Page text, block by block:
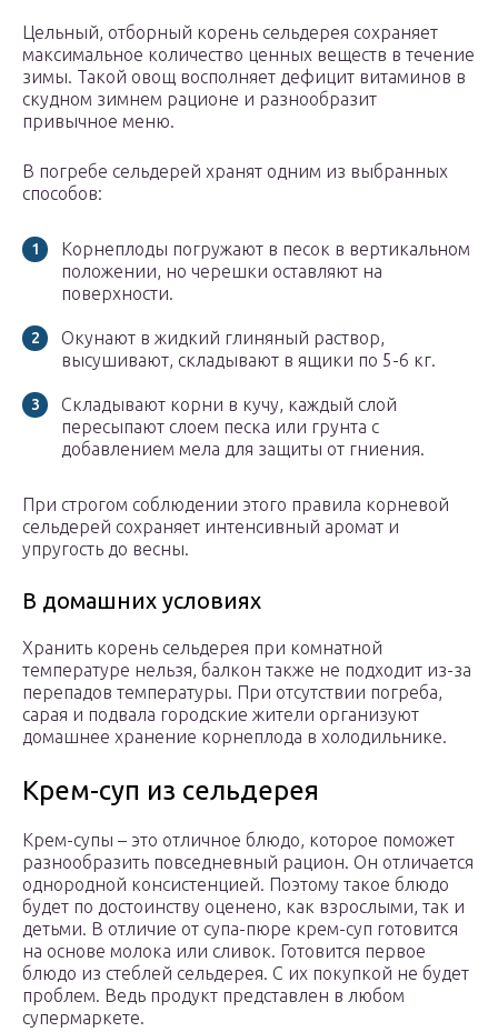
Цельный, отборный корень сельдерея сохраняет
максимальное количество ценных веществ в течение
зимы. Такой овощ восполняет дефицит витаминов в
скудном зимнем рационе и разнообразит
привычное меню.
В погребе сельдерей хранят одним из выбранных
способов:
Корнеплоды погружают в песок в вертикальном
положении, но черешки оставляют на
поверхности.
Окунают в жидкий глиняный раствор,
высушивают, складывают в ящики по 5-6 кг.
Складывают корни в кучу, каждый слой
пересыпают слоем песка или грунта с
добавлением мела для защиты от гниения.
При строгом соблюдении этого правила корневой
сельдерей сохраняет интенсивный аромат и
упругость до весны.
В домашних условиях
Хранить корень сельдерея при комнатной
температуре нельзя, балкон также не подходит из-за
перепадов температуры. При отсутствии погреба,
сарая и подвала городские жители организуют
домашнее хранение корнеплода в холодильнике.
Крем-суп из сельдерея
Крем-супы – это отличное блюдо, которое поможет
разнообразить повседневный рацион. Он отличается
однородной консистенцией. Поэтому такое блюдо
будет по достоинству оценено, как взрослыми, так и
детьми. В отличие от супа-пюре крем-суп готовится
на основе молока или сливок. Готовится первое
блюдо из стеблей сельдерея. С их покупкой не будет
проблем. Ведь продукт представлен в любом
супермаркете.